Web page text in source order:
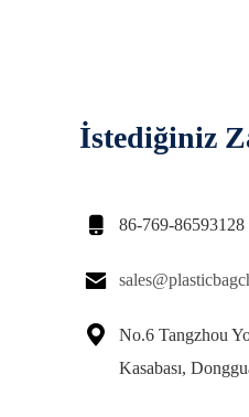
İstediğiniz
 86-769-86593128


No.6 Tangzhou
Kasabası,